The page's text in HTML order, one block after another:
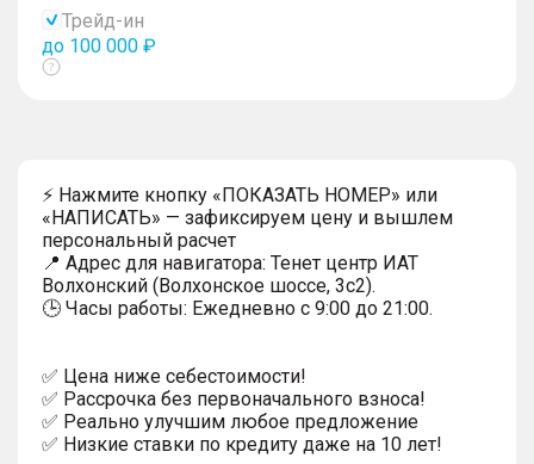
Трейд-ин
до 100 000 ₽
Показать
⚡ Нажмите кнопку «ПОКАЗАТЬ НОМЕР» или
«НАПИСАТЬ» — зафиксируем цену и вышлем
персональный расчет
📍 Адрес для навигатора: Тенет центр ИАТ
Волхонский (Волхонское шоссе, 3с2).
🕒 Часы работы: Ежедневно с 9:00 до 21:00.
✅ Цена ниже себестоимости!
✅ Рассрочка без первоначального взноса!
✅ Реально улучшим любое предложение
✅ Низкие ставки по кредиту даже на 10 лет!